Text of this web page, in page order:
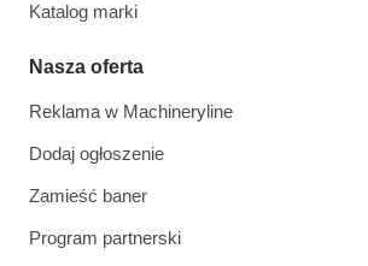
Katalog marki
Nasza oferta
Reklama w Machineryline
Dodaj ogłoszenie
Zamieść baner
Program partnerski